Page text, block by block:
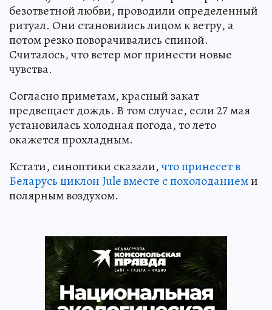
безответной любви, проводили определенный
ритуал. Они становились лицом к ветру, а
потом резко поворачивались спиной.
Считалось, что ветер мог принести новые
чувства.
Согласно приметам, красный закат
предвещает дождь. В том случае, если 27 мая
установилась холодная погода, то лето
окажется прохладным.
Кстати, синоптики сказали,что принесет в
Беларусь циклон Jule вместе с похолоданиеми
полярным воздухом.